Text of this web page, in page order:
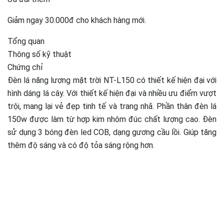
Giảm ngay 30.000đ cho khách hàng mới.
Tổng quan
Thông số kỹ thuật
Chứng chỉ
Đèn lá năng lượng mặt trời NT-L150 có thiết kế hiện đại với
hình dáng lá cây. Với thiết kế hiện đại và nhiều ưu điểm vượt
trội, mang lại vẻ đẹp tinh tế và trang nhã. Phần thân đèn lá
150w được làm từ hợp kim nhôm đúc chất lượng cao. Đèn
sử dụng 3 bóng đèn led COB, dạng gương cầu lồi. Giúp tăng
thêm độ sáng và có độ tỏa sáng rộng hơn.